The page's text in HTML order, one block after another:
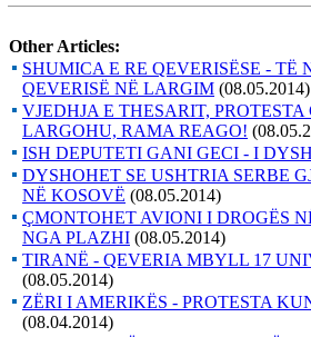
Other Articles:
SHUMICA E RE QEVERISËSE -
QEVERISË NË LARGIM (08.05.2014)
VJEDHJA E THESARIT,
LARGOHU, RAMA REAGO!
ISH DEPUTETI GANI GECI - I
DYSHOHET SE USHTRIA SERBE
NË KOSOVË (08.05.2014)
ÇMONTOHET AVIONI I DROGËS
NGA PLAZHI (08.05.2014)
TIRANË - QEVERIA MBYLL 17
(08.05.2014)
ZËRI I AMERIKËS - PROTESTA
(08.04.2014)